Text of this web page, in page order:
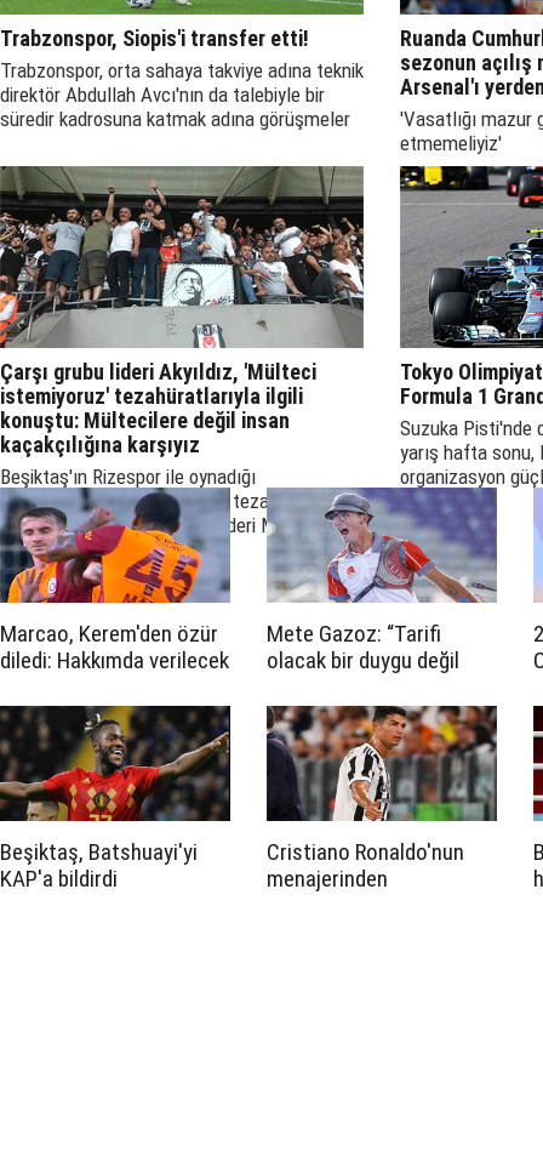
Trabzonspor, Siopis'i transfer etti!
Trabzonspor, orta sahaya takviye adına teknik
direktör Abdullah Avcı'nın da talebiyle bir
süredir kadrosuna katmak adına görüşmeler
transferinde mutlu sona ulaştı.
Ruanda
sezonun açılış
Arsenal'ı
'Vasatlığı mazur
etmemeliyiz'
Çarşı grubu lideri Akyıldız, 'Mülteci
istemiyoruz' tezahüratlarıyla ilgili
konuştu: Mültecilere değil insan
kaçakçılığına karşıyız
Beşiktaş'ın Rizespor ile oynadığı
karşılaşmaya mülteci karşıtı tezahüratlar
damga vurdu. 'çArşı' grubu lideri Murat
Akyıldız, yaşananları, Independent Türkçe'ye
değerlendirdi
Tokyo
Formula 1
Suzuka Pisti'nde
yarış hafta sonu,
organizasyon
yapılmayacak
Marcao, Kerem'den özür
diledi: Hakkımda verilecek
duyuyorum
Mete Gazoz: “Tarifi
olacak bir duygu değil
Beşiktaş, Batshuayi'yi
KAP'a bildirdi
Cristiano Ronaldo'nun
menajerinden